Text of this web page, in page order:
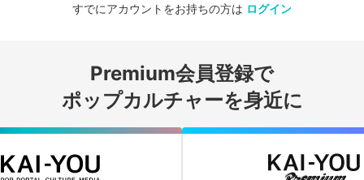
ログインする
すでにアカウントをお持ちの方は ログイン
Premium会員登録で
ポップカルチャーを身近に